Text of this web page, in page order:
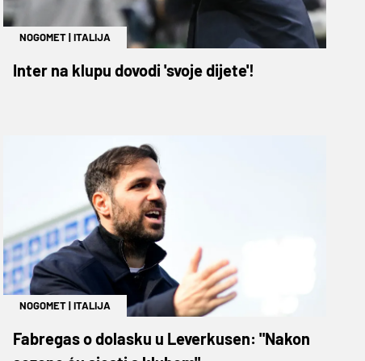
NOGOMET|ITALIJA
Inter na klupu dovodi 'svoje dijete'!
NOGOMET|ITALIJA
Fabregas o dolasku u Leverkusen: "Nakon